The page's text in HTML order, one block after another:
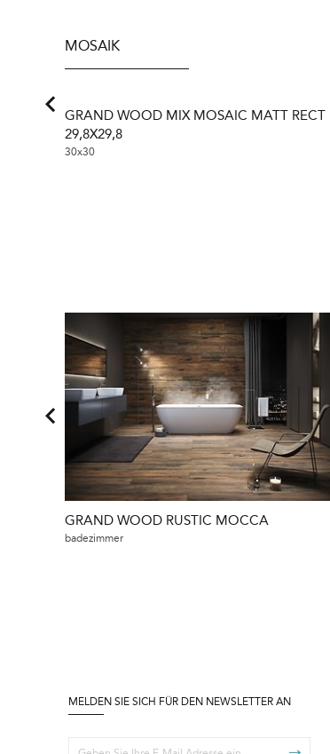
MOSAIK
GRAND WOOD MIX MOSAIC MATT RECT
29,8X29,8
30x30
GRAND WOOD RUSTIC MOCCA
badezimmer
MELDEN SIE SICH FÜR DEN NEWSLETTER AN